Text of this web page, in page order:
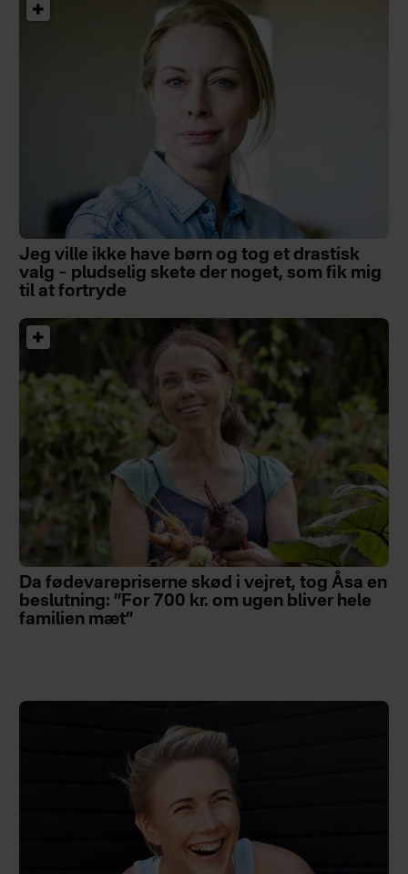
Jeg ville ikke have børn og tog et drastisk
valg – pludselig skete der noget, som fik mig
til at fortryde
Da fødevarepriserne skød i vejret, tog Åsa en
beslutning: ”For 700 kr. om ugen bliver hele
familien mæt”